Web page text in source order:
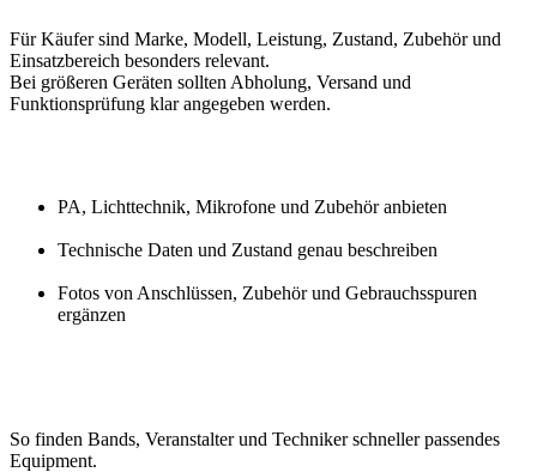
Für Käufer sind Marke, Modell, Leistung, Zustand, Zubehör und
Einsatzbereich besonders relevant.
Bei größeren Geräten sollten Abholung, Versand und
Funktionsprüfung klar angegeben werden.
PA, Lichttechnik, Mikrofone und Zubehör anbieten
Technische Daten und Zustand genau beschreiben
Fotos von Anschlüssen, Zubehör und Gebrauchsspuren
ergänzen
So finden Bands, Veranstalter und Techniker schneller passendes
Equipment.